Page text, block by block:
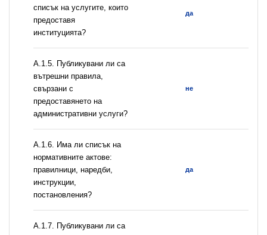
списък на услугите, които
предоставя
институцията?
да
А.1.5. Публикувани ли са
вътрешни правила,
свързани с
предоставянето на
административни услуги?
не
А.1.6. Има ли списък на
нормативните актове:
правилници, наредби,
инструкции,
постановления?
да
А.1.7. Публикувани ли са